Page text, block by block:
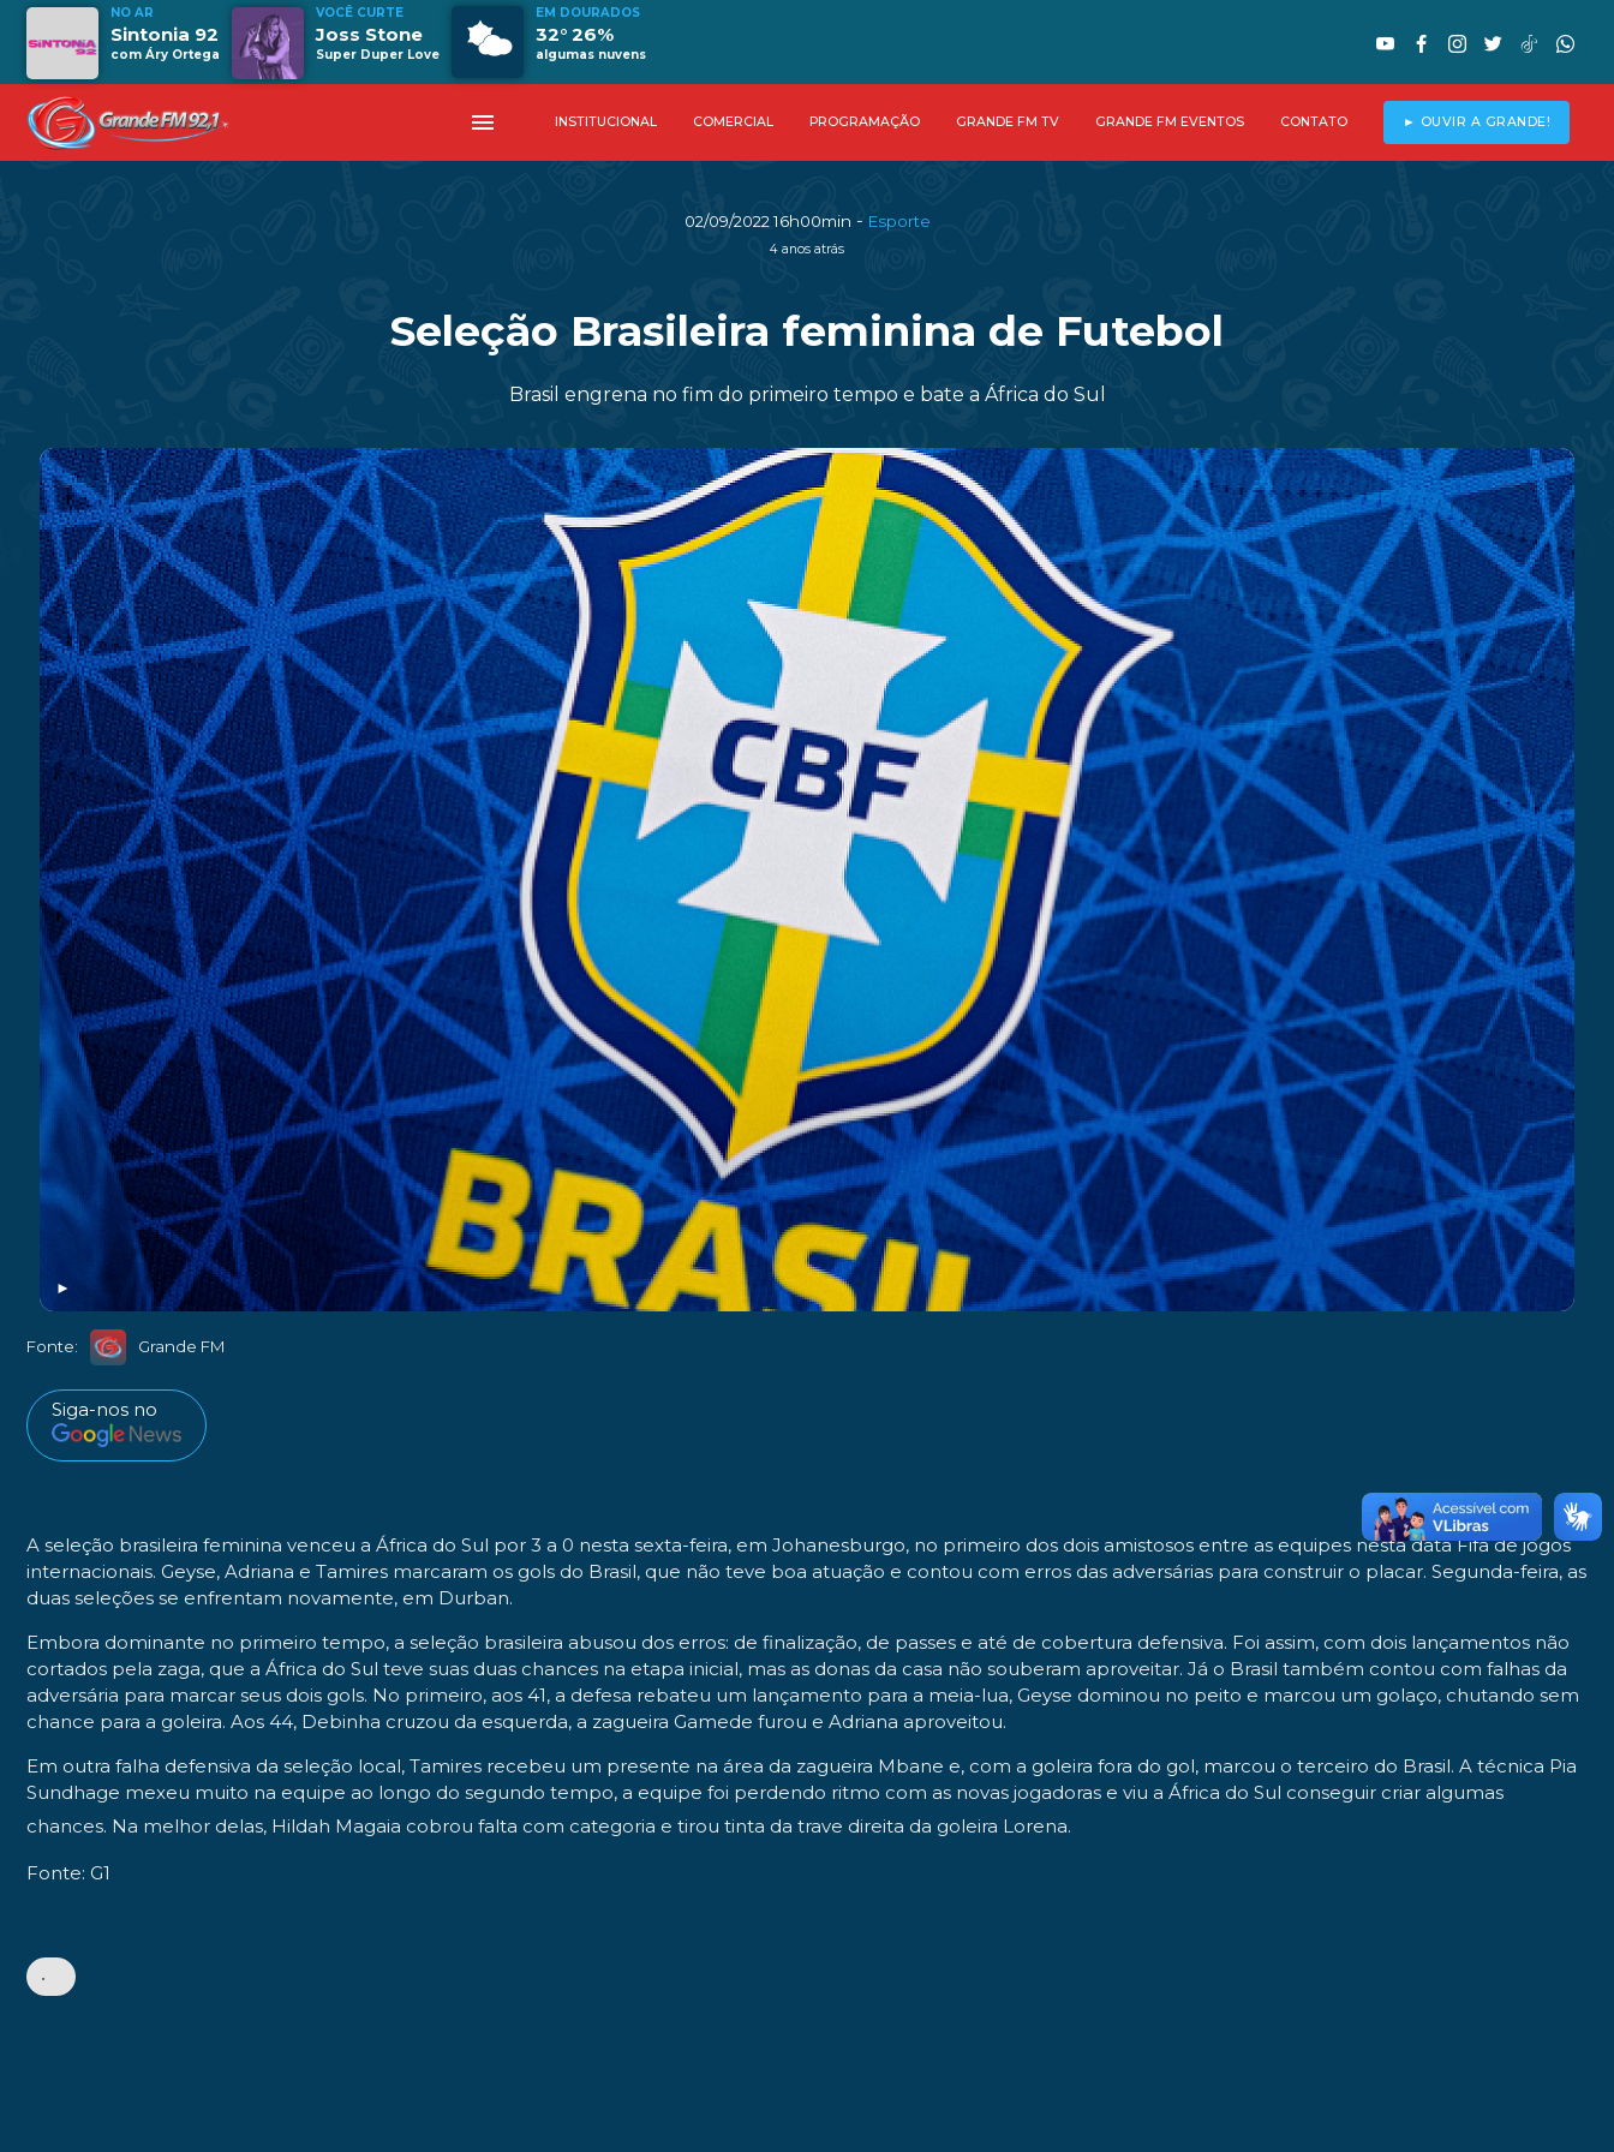
NO AR
Sintonia 92
com Áry Ortega
VOCÊ CURTE
Joss Stone
Super Duper Love
EM DOURADOS
32° 26%
algumas nuvens
menu INSTITUCIONAL COMERCIAL PROGRAMAÇÃO GRANDE FM TV GRANDE FM EVENTOS CONTATO ► OUVIR A GRANDE!
02/09/2022 16h00min - Esporte
4 anos atrás
Seleção Brasileira feminina de Futebol
Brasil engrena no fim do primeiro tempo e bate a África do Sul
►
Fonte: Grande FM
Siga-nos no
A seleção brasileira feminina venceu a África do Sul por 3 a 0 nesta sexta-feira, em Johanesburgo, no primeiro dos dois amistosos entre as equipes nesta data Fifa de jogos
internacionais. Geyse, Adriana e Tamires marcaram os gols do Brasil, que não teve boa atuação e contou com erros das adversárias para construir o placar. Segunda-feira, as
duas seleções se enfrentam novamente, em Durban.
Embora dominante no primeiro tempo, a seleção brasileira abusou dos erros: de finalização, de passes e até de cobertura defensiva. Foi assim, com dois lançamentos não
cortados pela zaga, que a África do Sul teve suas duas chances na etapa inicial, mas as donas da casa não souberam aproveitar. Já o Brasil também contou com falhas da
adversária para marcar seus dois gols. No primeiro, aos 41, a defesa rebateu um lançamento para a meia-lua, Geyse dominou no peito e marcou um golaço, chutando sem
chance para a goleira. Aos 44, Debinha cruzou da esquerda, a zagueira Gamede furou e Adriana aproveitou.
Em outra falha defensiva da seleção local, Tamires recebeu um presente na área da zagueira Mbane e, com a goleira fora do gol, marcou o terceiro do Brasil. A técnica Pia
Sundhage mexeu muito na equipe ao longo do segundo tempo, a equipe foi perdendo ritmo com as novas jogadoras e viu a África do Sul conseguir criar algumas
chances. Na melhor delas, Hildah Magaia cobrou falta com categoria e tirou tinta da trave direita da goleira Lorena.
Fonte: G1
•